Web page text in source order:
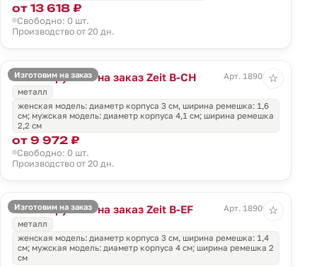
от 13 618 ₽
Свободно: 0 шт.
Производство от 20 дн.
Изготовим на заказ
Часы наручные на заказ Zeit B-CH
Арт. 18908.01
металл
женская модель: диаметр корпуса 3 см, ширина ремешка: 1,6
см; мужская модель: диаметр корпуса 4,1 см; ширина ремешка
2,2 см
от 9 972 ₽
Свободно: 0 шт.
Производство от 20 дн.
☆
Изготовим на заказ
Часы наручные на заказ Zeit B-EF
Арт. 18909.01
металл
женская модель: диаметр корпуса 3 см, ширина ремешка: 1,4
см; мужская модель: диаметр корпуса 4 см; ширина ремешка 2
см
☆